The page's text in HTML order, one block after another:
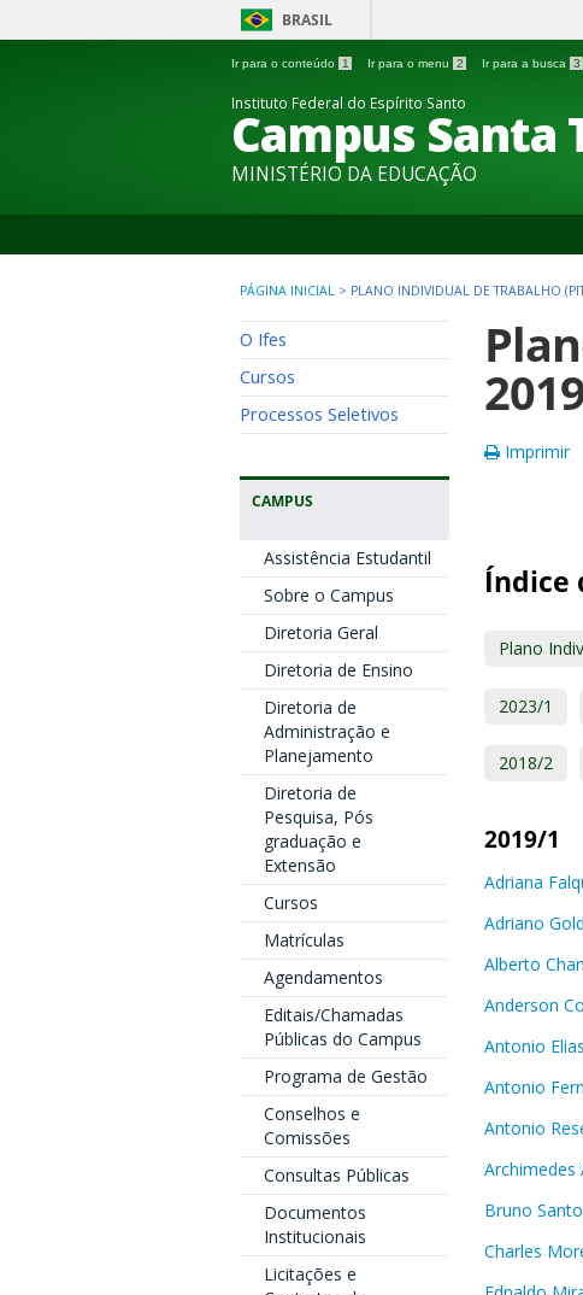
BRASIL
Ir para o conteúdo 1 Ir para o menu 2 Ir para a busca 3
Instituto Federal do Espírito Santo
Campus Santa
MINISTÉRIO DA EDUCAÇÃO
PÁGINA INICIAL > PLANO INDIVIDUAL DE TRABALHO
O Ifes
Cursos
Processos Seletivos
CAMPUS
Assistência Estudantil
Sobre o Campus
Diretoria Geral
Diretoria de Ensino
Diretoria de
Administração e
Planejamento
Diretoria de
Pesquisa, Pós
graduação e
Extensão
Cursos
Matrículas
Agendamentos
Editais/Chamadas
Públicas do Campus
Programa de Gestão
Conselhos e
Comissões
Consultas Públicas
Documentos
Institucionais
Licitações e
Imprimir
Índice
Plano
2023/1
2018/2
2019/1
Adriana
Adriano
Alberto
Anderson
Antonio
Antonio
Antonio
Bruno
Charles